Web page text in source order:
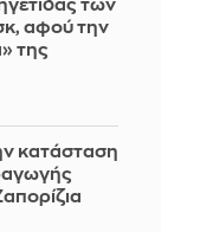
των
αφού την
της
κατάσταση